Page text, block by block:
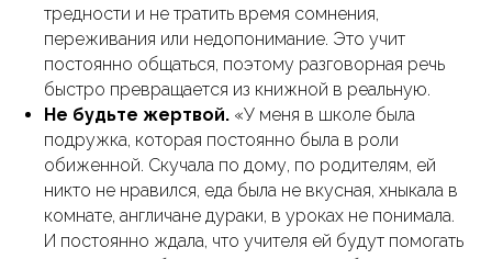
тредности и не тратить время сомнения,
переживания или недопонимание. Это учит
постоянно общаться, поэтому разговорная речь
быстро превращается из книжной в реальную.
Не будьте жертвой. «У меня в школе была
подружка, которая постоянно была в роли
обиженной. Скучала по дому, по родителям, ей
никто не нравился, еда была не вкусная, хныкала в
комнате, англичане дураки, в уроках не понимала.
И постоянно ждала, что учителя ей будут помогать